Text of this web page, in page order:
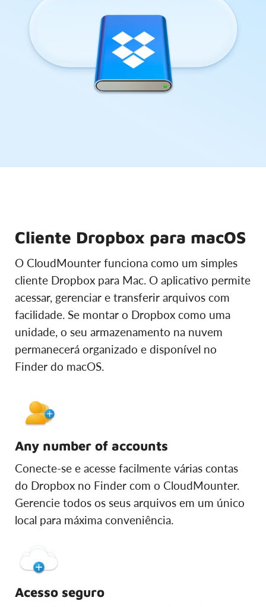
Cliente Dropbox para macOS
O CloudMounter funciona como um simples
cliente Dropbox para Mac. O aplicativo permite
acessar, gerenciar e transferir arquivos com
facilidade. Se montar o Dropbox como uma
unidade, o seu armazenamento na nuvem
permanecerá organizado e disponível no
Finder do macOS.
Any number of accounts
Conecte-se e acesse facilmente várias contas
do Dropbox no Finder com o CloudMounter.
Gerencie todos os seus arquivos em um único
local para máxima conveniência.
Acesso seguro